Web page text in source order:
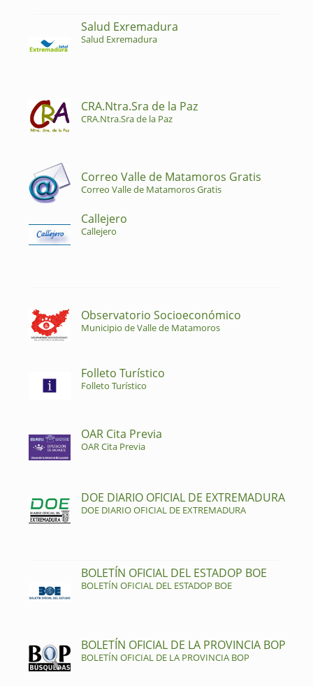
Salud Exremadura
Salud Exremadura
CRA.Ntra.Sra de la Paz
CRA.Ntra.Sra de la Paz
Correo Valle de Matamoros Gratis
Correo Valle de Matamoros Gratis
Callejero
Callejero
Observatorio Socioeconómico
Municipio de Valle de Matamoros
Folleto Turístico
Folleto Turístico
OAR Cita Previa
OAR Cita Previa
DOE DIARIO OFICIAL DE EXTREMADURA
DOE DIARIO OFICIAL DE EXTREMADURA
BOLETÍN OFICIAL DEL ESTADOP BOE
BOLETÍN OFICIAL DEL ESTADOP BOE
BOLETÍN OFICIAL DE LA PROVINCIA BOP
BOLETÍN OFICIAL DE LA PROVINCIA BOP